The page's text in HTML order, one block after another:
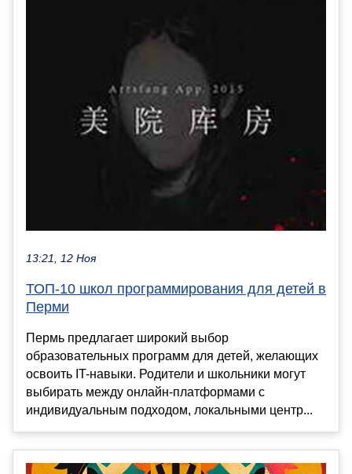
13:21, 12 Ноя
ТОП-10 школ программирования для детей в
Перми
Пермь предлагает широкий выбор
образовательных программ для детей, желающих
освоить IT-навыки. Родители и школьники могут
выбирать между онлайн-платформами с
индивидуальным подходом, локальными центр...